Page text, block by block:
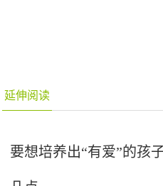
延伸阅读
要想培养出“有爱”的孩